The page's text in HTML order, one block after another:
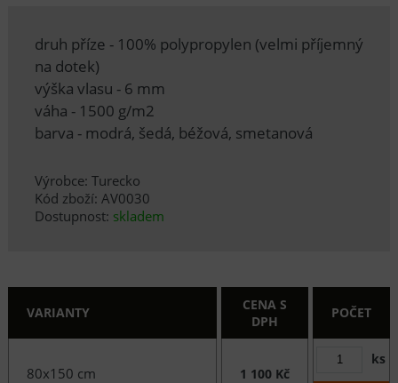
druh příze - 100% polypropylen (velmi příjemný
na dotek)
výška vlasu - 6 mm
váha - 1500 g/m2
barva - modrá, šedá, béžová, smetanová
Výrobce: Turecko
Kód zboží: AV0030
Dostupnost: skladem
VARIANTY
CENA S
DPH
POČET
80x150 cm 1 100 Kč
ks